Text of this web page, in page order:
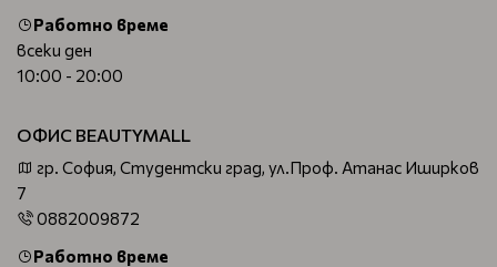
Работно време
всеки ден
10:00 - 20:00
ОФИС BEAUTYMALL
гр. София, Студентски град, ул.Проф. Атанас Иширков
7
0882009872
Работно време